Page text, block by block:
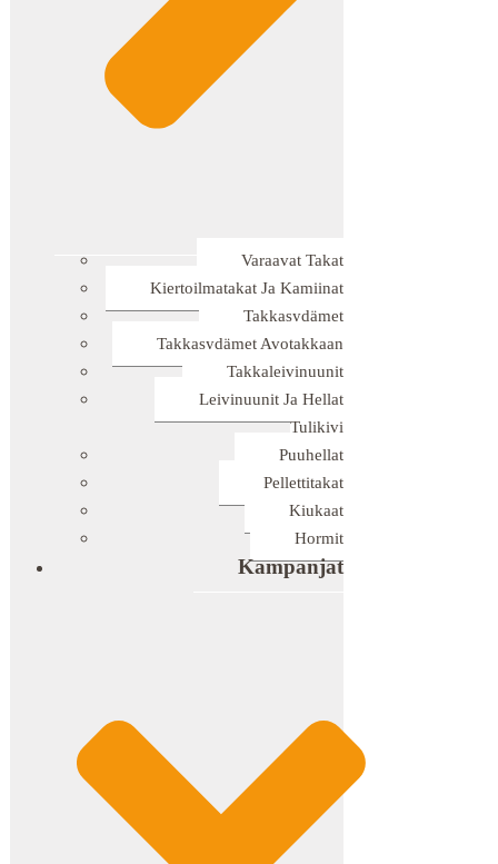
Varaavat Takat
Kiertoilmatakat Ja Kamiinat
Takkasydämet
Takkasydämet Avotakkaan
Takkaleivinuunit
Leivinuunit Ja Hellat
Tulikivi
Puuhellat
Pellettitakat
Kiukaat
Hormit
Kampanjat